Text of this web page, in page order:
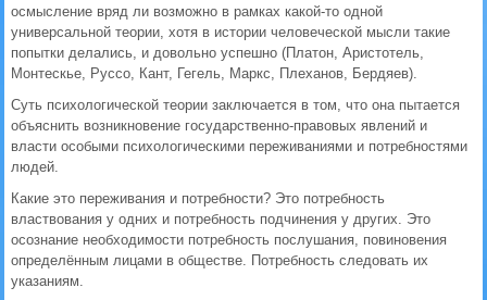
осмысление вряд ли возможно в рамках какой-то одной
универсальной теории, хотя в истории человеческой мысли такие
попытки делались, и довольно успешно (Платон, Аристотель,
Монтескье, Руссо, Кант, Гегель, Маркс, Плеханов, Бердяев).
Суть психологической теории заключается в том, что она пытается
объяснить возникновение государственно-правовых явлений и
власти особыми психологическими переживаниями и потребностями
людей.
Какие это переживания и потребности? Это потребность
властвования у одних и потребность подчинения у других. Это
осознание необходимости потребность послушания, повиновения
определённым лицами в обществе. Потребность следовать их
указаниям.